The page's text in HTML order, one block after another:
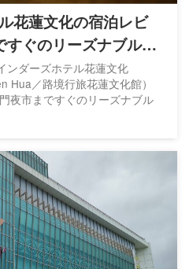
花蓮文化の宿泊レビ
すぐのリーズナブルな
ンダーズホテル花蓮文化
Hua／路境行旅花蓮文化館）
夜市まですぐのリーズナブル